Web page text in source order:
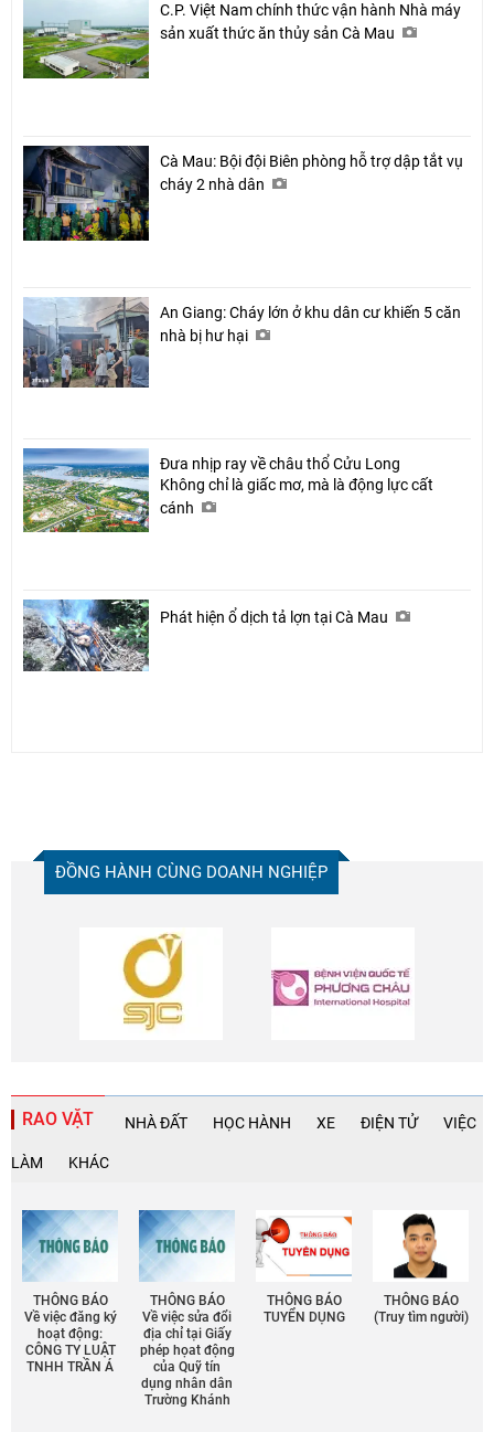
C.P. Việt Nam chính thức vận hành Nhà máy
sản xuất thức ăn thủy sản Cà Mau
Cà Mau: Bội đội Biên phòng hỗ trợ dập tắt vụ
cháy 2 nhà dân
An Giang: Cháy lớn ở khu dân cư khiến 5 căn
nhà bị hư hại
Đưa nhịp ray về châu thổ Cửu Long
Không chỉ là giấc mơ, mà là động lực cất
cánh
Phát hiện ổ dịch tả lợn tại Cà Mau
ĐỒNG HÀNH CÙNG DOANH NGHIỆP
RAO VẶT NHÀ ĐẤT HỌC HÀNH XE ĐIỆN TỬ VIỆC
LÀM KHÁC
THÔNG BÁO
Về việc đăng ký
hoạt động:
CÔNG TY LUẬT
TNHH TRẦN Á
THÔNG BÁO
Về việc sửa đổi
địa chỉ tại Giấy
phép họat động
của Quỹ tín
dụng nhân dân
Trường Khánh
THÔNG BÁO
TUYỂN DỤNG
THÔNG BÁO
(Truy tìm người)